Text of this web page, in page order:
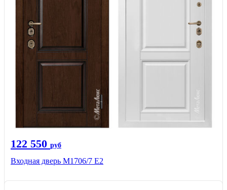
122 550 руб
Входная дверь М1706/7 E2